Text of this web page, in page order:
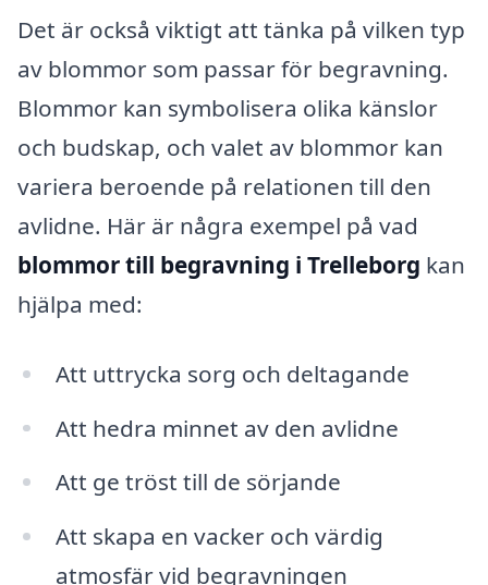
Det är också viktigt att tänka på vilken typ
av blommor som passar för begravning.
Blommor kan symbolisera olika känslor
och budskap, och valet av blommor kan
variera beroende på relationen till den
avlidne. Här är några exempel på vad
blommor till begravning i Trelleborg kan
hjälpa med:
Att uttrycka sorg och deltagande
Att hedra minnet av den avlidne
Att ge tröst till de sörjande
Att skapa en vacker och värdig
atmosfär vid begravningen